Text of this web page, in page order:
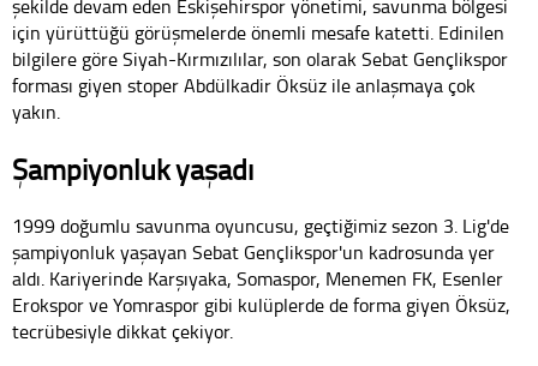
şekilde devam eden Eskişehirspor yönetimi, savunma bölgesi
için yürüttüğü görüşmelerde önemli mesafe katetti. Edinilen
bilgilere göre Siyah-Kırmızılılar, son olarak Sebat Gençlikspor
forması giyen stoper Abdülkadir Öksüz ile anlaşmaya çok
yakın.
Şampiyonluk yaşadı
1999 doğumlu savunma oyuncusu, geçtiğimiz sezon 3. Lig'de
şampiyonluk yaşayan Sebat Gençlikspor'un kadrosunda yer
aldı. Kariyerinde Karşıyaka, Somaspor, Menemen FK, Esenler
Erokspor ve Yomraspor gibi kulüplerde de forma giyen Öksüz,
tecrübesiyle dikkat çekiyor.